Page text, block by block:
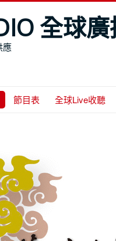
全球
應
節目表 全球Live收聽